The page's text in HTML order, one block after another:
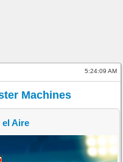
5:24:09 AM
Machines
Aire